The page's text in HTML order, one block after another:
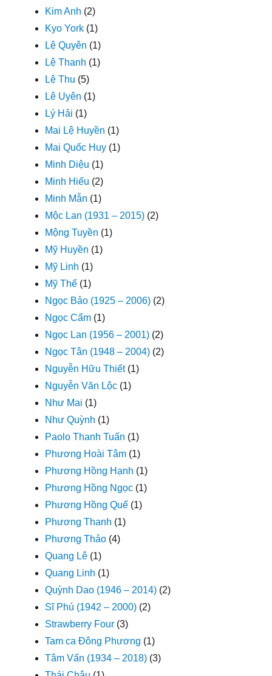
Kim Anh (2)
Kyo York (1)
Lệ Quyên (1)
Lệ Thanh (1)
Lệ Thu (5)
Lê Uyên (1)
Lý Hải (1)
Mai Lệ Huyền (1)
Mai Quốc Huy (1)
Minh Diệu (1)
Minh Hiếu (2)
Minh Mẫn (1)
Mộc Lan (1931 – 2015) (2)
Mộng Tuyền (1)
Mỹ Huyền (1)
Mỹ Linh (1)
Mỹ Thể (1)
Ngọc Bảo (1925 – 2006) (2)
Ngọc Cẩm (1)
Ngọc Lan (1956 – 2001) (2)
Ngọc Tân (1948 – 2004) (2)
Nguyễn Hữu Thiết(1)
Nguyễn Văn Lộc (1)
Như Mai (1)
Như Quỳnh (1)
Paolo Thanh Tuấn (1)
Phương Hoài Tâm (1)
Phương Hồng Hạnh (1)
Phương Hồng Ngọc (1)
Phương Hồng Quế (1)
Phương Thanh (1)
Phương Thảo (4)
Quang Lê (1)
Quang Linh (1)
Quỳnh Dao (1946 – 2014) (2)
Sĩ Phú (1942 – 2000) (2)
Strawberry Four (3)
Tam ca Đông Phương (1)
Tâm Vấn (1934 – 2018) (3)